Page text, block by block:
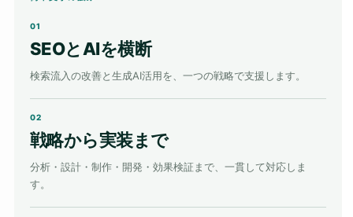
01
SEOとAIを横断
検索流入の改善と生成AI活用を、一つの戦略で支援します。
02
戦略から実装まで
分析・設計・制作・開発・効果検証まで、一貫して対応しま
す。